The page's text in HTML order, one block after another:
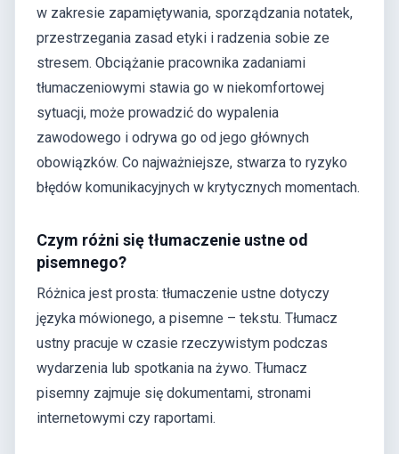
w zakresie zapamiętywania, sporządzania notatek,
przestrzegania zasad etyki i radzenia sobie ze
stresem. Obciążanie pracownika zadaniami
tłumaczeniowymi stawia go w niekomfortowej
sytuacji, może prowadzić do wypalenia
zawodowego i odrywa go od jego głównych
obowiązków. Co najważniejsze, stwarza to ryzyko
błędów komunikacyjnych w krytycznych momentach.
Czym różni się tłumaczenie ustne od
pisemnego?
Różnica jest prosta: tłumaczenie ustne dotyczy
języka mówionego, a pisemne – tekstu. Tłumacz
ustny pracuje w czasie rzeczywistym podczas
wydarzenia lub spotkania na żywo. Tłumacz
pisemny zajmuje się dokumentami, stronami
internetowymi czy raportami.